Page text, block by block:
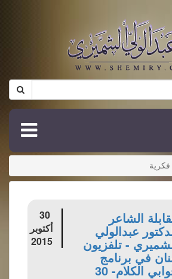
الشاعر
عبدالولي
- تلفزيون
في برنامج
خوابي الكلام- 30
30
أكتوبر
2015